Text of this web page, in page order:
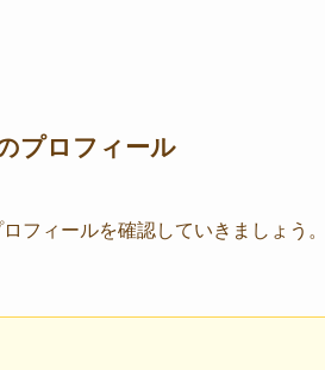
プロフィール
フィールを確認していきましょう